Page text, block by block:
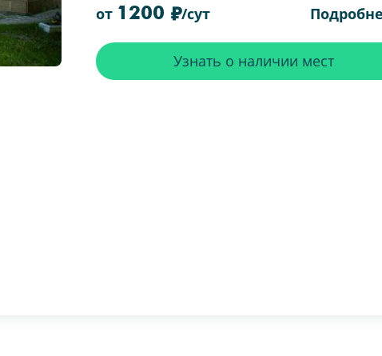
от 1200 /сут
Узнать о наличии мест